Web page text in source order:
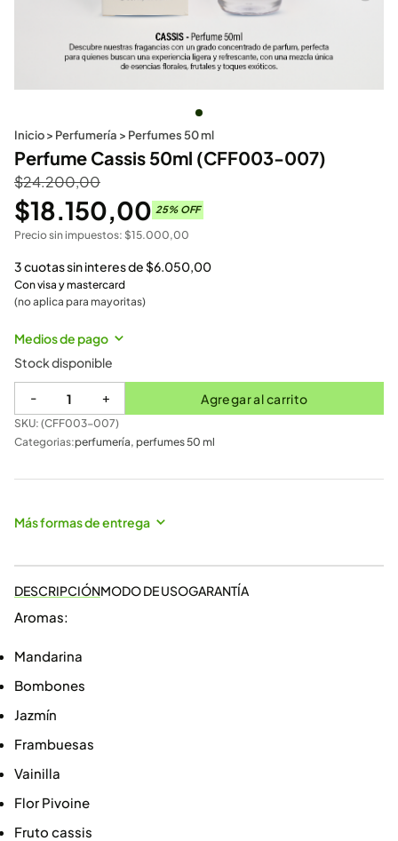
Inicio> Perfumería > Perfumes 50 ml
Perfume Cassis 50ml (CFF003-007)
$24.200,00
$18.150,00 25% OFF
Precio sin impuestos: $15.000,00
3 cuotas sin interes de$6.050,00
Con visa y mastercard
(no aplica para mayoritas)
Medios de pago
Stock disponible
- + Agregar al carrito
SKU: (CFF003-007)
Categorias:perfumería, perfumes 50 ml
Más formas de entrega
DESCRIPCIÓNMODO DE USOGARANTÍA
Aromas:
Mandarina
Bombones
Jazmín
Frambuesas
Vainilla
Flor Pivoine
Fruto cassis